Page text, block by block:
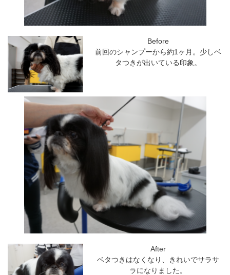
Before
前回のシャンプーから約1ヶ月。少しベ
タつきが出いている印象。
After
ベタつきはなくなり、きれいでサラサ
ラになりました。